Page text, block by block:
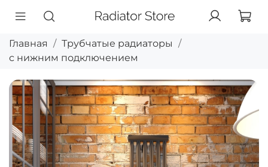
Главная
Трубчатые радиаторы
с нижним подключением